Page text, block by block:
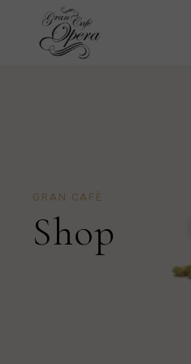
GRAN CAFÈ
Shop